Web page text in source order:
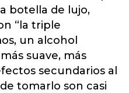
botella de lujo,
“la triple
un alcohol
suave, más
secundarios al
tomarlo son casi